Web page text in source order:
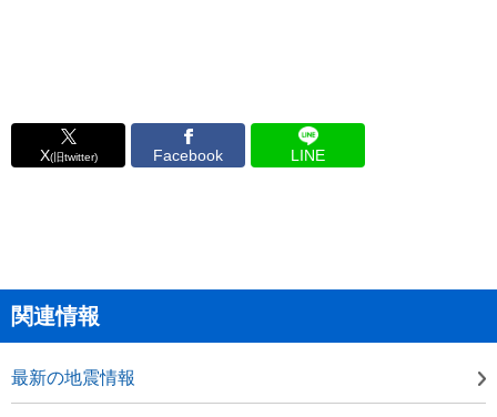
X(旧twitter) Facebook LINE
関連情報
最新の地震情報